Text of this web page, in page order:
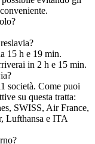
15 h e 19 min.
in 2 h e 15 min.
società. Come puoi
su questa tratta:
SWISS, Air France,
Lufthansa e ITA